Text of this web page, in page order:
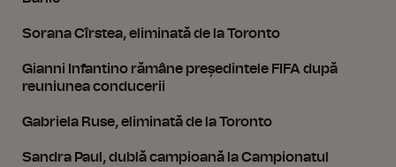
Sorana Cîrstea, eliminată de la Toronto
Gianni Infantino rămâne președintele FIFA după
reuniunea conducerii
Gabriela Ruse, eliminată de la Toronto
Sandra Paul, dublă campioană la Campionatul